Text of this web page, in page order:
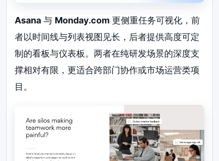
Asana 与 Monday.com 更侧重任务可视化，前
者以时间线与列表视图见长，后者提供高度可定
制的看板与仪表板。两者在纯研发场景的深度支
撑相对有限，更适合跨部门协作或市场运营类项
目。